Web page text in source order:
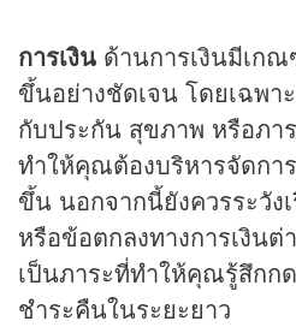
การเงิน ด้านการเงินมีเก
ขึ้นอย่างชัดเจน โดยเฉพา
กับประกัน สุขภาพ หรือภา
ทำให้คุณต้องบริหารจัดกา
ขึ้น นอกจากนี้ยังควรระวัง
หรือข้อตกลงทางการเงินต่
เป็นภาระที่ทำให้คุณรู้สึกก
ชำระคืนในระยะยาว